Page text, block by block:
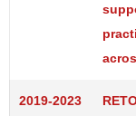
2019-2023